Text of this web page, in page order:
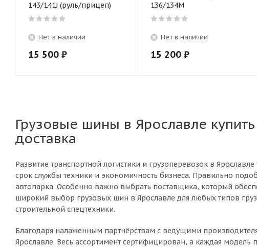
143/141J (руль/прицеп)
Нет в наличии
15 500 ₽
136/134M
Нет в наличии
15 200 ₽
Грузовые шины в Ярославле
доставка
Развитие транспортной логистики и грузоперевозок в
срок службы техники и экономичность бизнеса. Правильно
автопарка. Особенно важно выбрать поставщика, который
широкий выбор грузовых шин в Ярославле для любых типов
строительной спецтехники.
Благодаря налаженным партнёрствам с ведущими
Ярославле. Весь ассортимент сертифицирован, а каждая модель